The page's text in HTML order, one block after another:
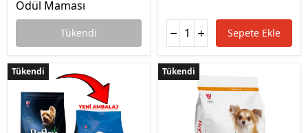
Ödül Maması
Tükendi Sepete Ekle
Tükendi
Tükendi Tükendi
Tükendi